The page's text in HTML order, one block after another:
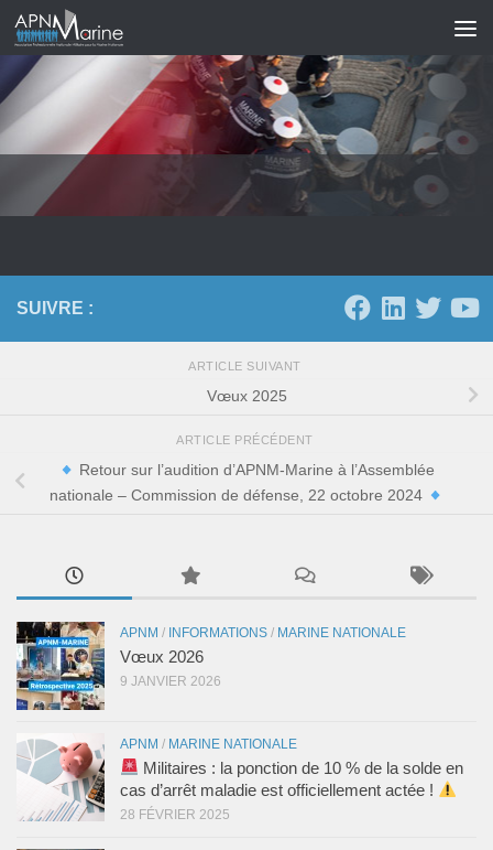
Skip to content
SUIVRE :
ARTICLE SUIVANT
Vœux 2025
ARTICLE PRÉCÉDENT
Retour sur l’audition d’APNM-Marine à l’Assemblée
nationale – Commission de défense, 22 octobre 2024
APNM / INFORMATIONS / MARINE NATIONALE
Vœux 2026
9 JANVIER 2026
APNM / MARINE NATIONALE
Militaires : la ponction de 10 % de la solde en
cas d’arrêt maladie est officiellement actée !
28 FÉVRIER 2025